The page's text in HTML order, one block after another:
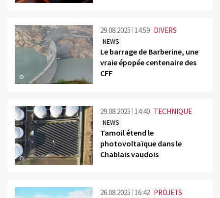
©
29.08.2025 14:59 DIVERS
NEWS
Le barrage de Barberine, une
vraie épopée centenaire des
CFF
©
29.08.2025 14:40 TECHNIQUE
NEWS
Tamoil étend le
photovoltaïque dans le
Chablais vaudois
26.08.2025 16:42 PROJETS